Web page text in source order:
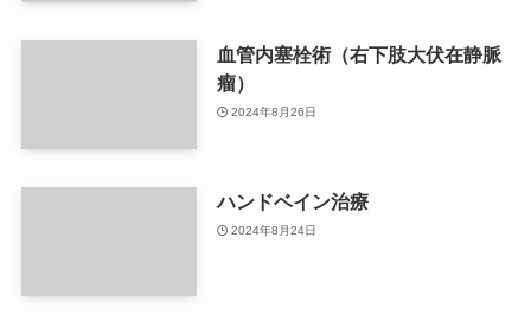
血管内塞栓術（右下肢大伏在静脈
瘤）
2024年8月26日
ハンドベイン治療
2024年8月24日